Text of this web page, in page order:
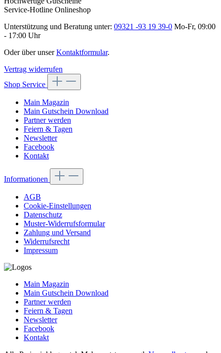
Service-Hotline Onlineshop
Unterstützung und Beratung unter: 09321 -93 19 39-0 Mo-Fr, 09:00
- 17:00 Uhr
Oder über unserKontaktformular.
Vertrag widerrufen
Shop Service
Main Magazin
Main Gutschein Download
Partner werden
Feiern & Tagen
Newsletter
Facebook
Kontakt
Informationen
AGB
Cookie-Einstellungen
Datenschutz
Muster-Widerrufsformular
Zahlung und Versand
Widerrufsrecht
Impressum
Main Magazin
Main Gutschein Download
Partner werden
Feiern & Tagen
Newsletter
Facebook
Kontakt